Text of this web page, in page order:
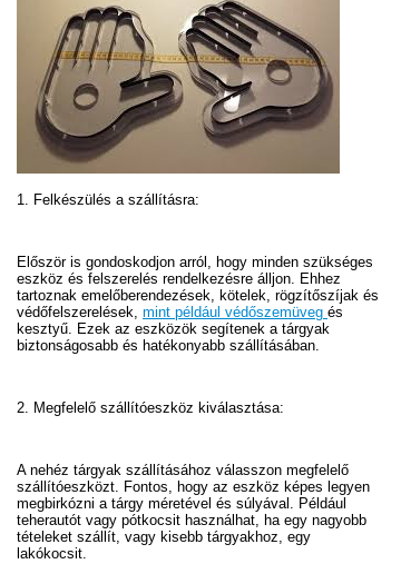
1. Felkészülés a szállításra:
Először is gondoskodjon arról, hogy minden szükséges
eszköz és felszerelés rendelkezésre álljon. Ehhez
tartoznak emelőberendezések, kötelek, rögzítőszíjak és
védőfelszerelések, mint például védőszemüveg és
kesztyű. Ezek az eszközök segítenek a tárgyak
biztonságosabb és hatékonyabb szállításában.
2. Megfelelő szállítóeszköz kiválasztása:
A nehéz tárgyak szállításához válasszon megfelelő
szállítóeszközt. Fontos, hogy az eszköz képes legyen
megbirkózni a tárgy méretével és súlyával. Például
teherautót vagy pótkocsit használhat, ha egy nagyobb
tételeket szállít, vagy kisebb tárgyakhoz, egy
lakókocsit.